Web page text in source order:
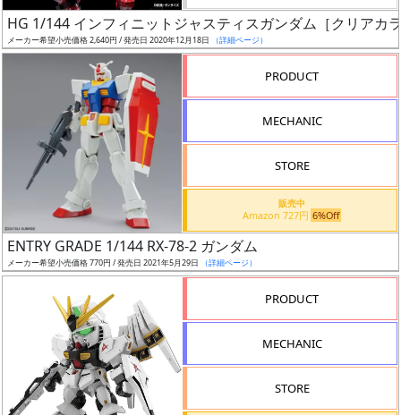
グ
レ
ル
HG 1/144 インフィニットジャスティスガンダム［クリアカ
メーカー希望小売価格 2,640円 / 発売日 2020年12月18日 （詳細ページ）
PRODUCT
MECHANIC
STORE
販売中
Amazon 727円 6%Off
ENTRY GRADE 1/144 RX-78-2 ガンダム
メーカー希望小売価格 770円 / 発売日 2021年5月29日 （詳細ページ）
PRODUCT
MECHANIC
STORE